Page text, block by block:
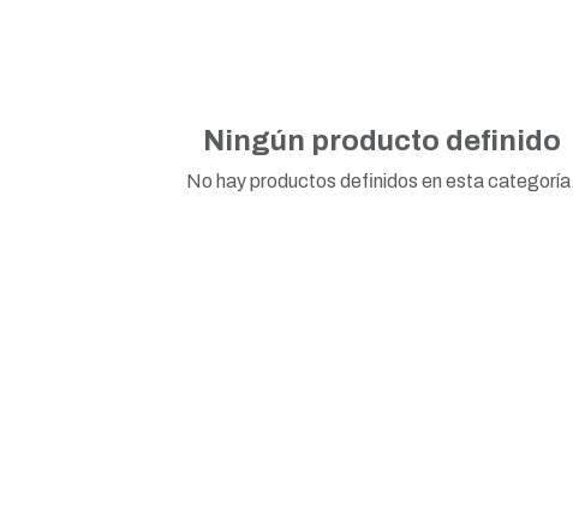
Ningún producto definido
No hay productos definidos en esta